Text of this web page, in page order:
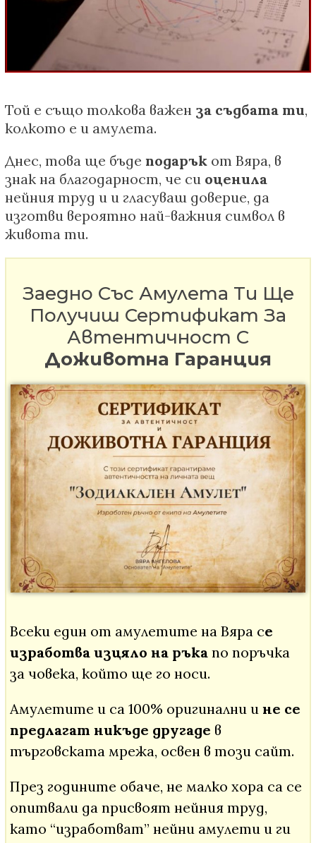
Той е също толкова важен за съдбата ти,
колкото е и амулета.
Днес, това ще бъде подарък от Вяра, в
знак на благодарност, че си оценила
нейния труд и и гласуваш доверие, да
изготви вероятно най-важния символ в
живота ти.
Заедно Със Амулета Ти Ще
Получиш Сертификат За
Автентичност С
Доживотна Гаранция
Всеки един от амулетите на Вяра се
изработва изцяло на ръка по поръчка
за човека, който ще го носи.
Амулетите и са 100% оригинални и не се
предлагат никъде другаде в
търговската мрежа, освен в този сайт.
През годините обаче, не малко хора са се
опитвали да присвоят нейния труд,
като “изработват” нейни амулети и ги